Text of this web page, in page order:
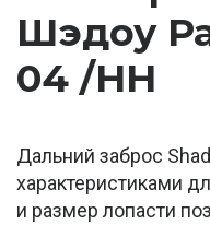
Шэдоу
04 /HH
Дальний заброс
характеристиками
и размер лопасти